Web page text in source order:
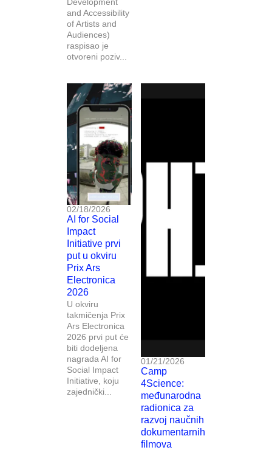
and Accessibility
of Artists and
Audiences)
raspisao je
otvoreni poziv...
02/18/2026
AI for Social
Impact
Initiative prvi
put u okviru
Prix Ars
Electronica
2026
U okviru
takmičenja Prix
Ars Electronica
2026 prvi put će
biti dodeljena
nagrada AI for
Social Impact
Initiative, koju
zajednički...
01/21/2026
Camp
4Science:
međunarodna
radionica za
razvoj naučnih
dokumentarnih
filmova